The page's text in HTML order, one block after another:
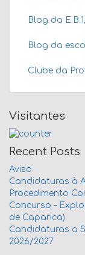
Blog da
Blog da
Clube da
Visitantes
Recent Posts
Aviso
Candidaturas à
Procedimento
Concurso –
de Caparica)
Candidaturas a
2026/2027